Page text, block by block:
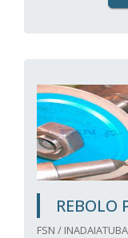
REBOLO
FSN /